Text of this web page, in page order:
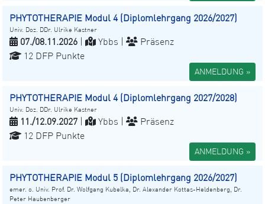
PHYTOTHERAPIE Modul 4 (Diplomlehrgang 2026/2027)
Univ. Doz. DDr. Ulrike Kastner
07./08.11.2026 Ybbs |
Präsenz
12 DFP Punkte
ANMELDUNG »
PHYTOTHERAPIE Modul 4 (Diplomlehrgang 2027/2028)
Univ. Doz. DDr. Ulrike Kastner
11./12.09.2027 Ybbs |
Präsenz
12 DFP Punkte
ANMELDUNG »
PHYTOTHERAPIE Modul 5 (Diplomlehrgang 2026/2027)
emer. o. Univ. Prof. Dr. Wolfgang Kubelka, Dr. Alexander Kottas-Heldenberg, Dr.
Peter Haubenberger